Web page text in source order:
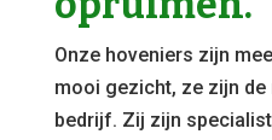
Onze hoveniers zijn
mooi gezicht, ze zijn
bedrijf. Zij zijn